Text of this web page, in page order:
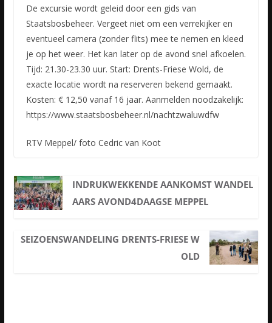
De excursie wordt geleid door een gids van
Staatsbosbeheer. Vergeet niet om een verrekijker en
eventueel camera (zonder flits) mee te nemen en kleed
je op het weer. Het kan later op de avond snel afkoelen.
Tijd: 21.30-23.30 uur. Start: Drents-Friese Wold, de
exacte locatie wordt na reserveren bekend gemaakt.
Kosten: € 12,50 vanaf 16 jaar. Aanmelden noodzakelijk:
https://www.staatsbosbeheer.nl/nachtzwaluwdfw
RTV Meppel/ foto Cedric van Koot
INDRUKWEKKENDE AANKOMST WANDEL
AARS AVOND4DAAGSE MEPPEL
SEIZOENSWANDELING DRENTS-FRIESE W
OLD